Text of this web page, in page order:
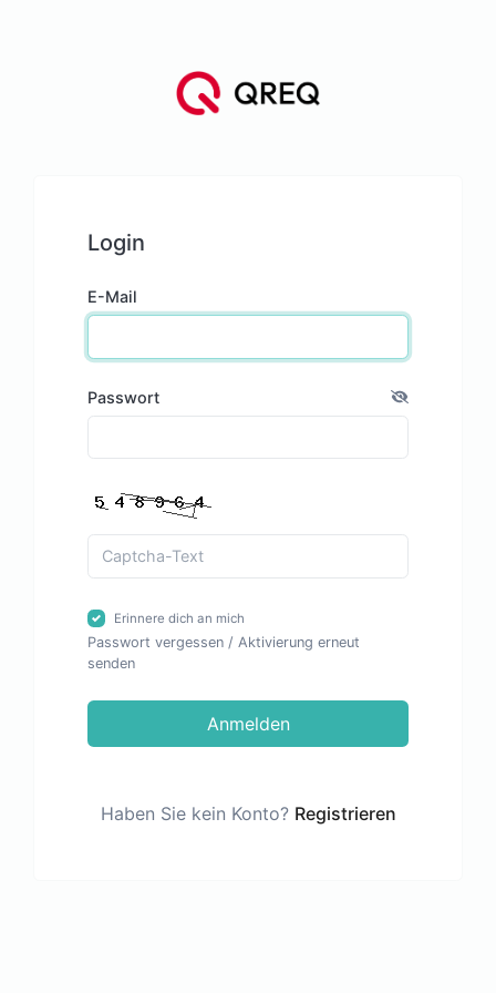
Login
E-Mail
Passwort
Erinnere dich an mich
Passwort vergessen / Aktivierung erneut
senden
Anmelden
Haben Sie kein Konto? Registrieren